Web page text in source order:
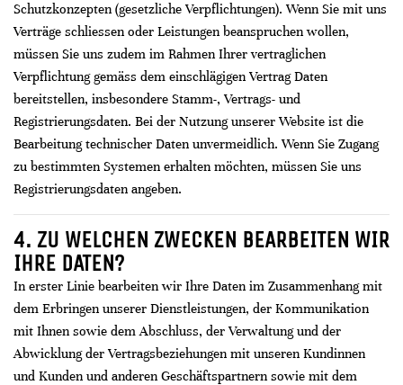
Schutzkonzepten (gesetzliche Verpflichtungen). Wenn Sie mit uns
Verträge schliessen oder Leistungen beanspruchen wollen,
müssen Sie uns zudem im Rahmen Ihrer vertraglichen
Verpflichtung gemäss dem einschlägigen Vertrag Daten
bereitstellen, insbesondere Stamm-, Vertrags- und
Registrierungsdaten. Bei der Nutzung unserer Website ist die
Bearbeitung technischer Daten unvermeidlich. Wenn Sie Zugang
zu bestimmten Systemen erhalten möchten, müssen Sie uns
Registrierungsdaten angeben.
4. ZU WELCHEN ZWECKEN BEARBEITEN WIR
IHRE DATEN?
In erster Linie bearbeiten wir Ihre Daten im Zusammenhang mit
dem Erbringen unserer Dienstleistungen, der Kommunikation
mit Ihnen sowie dem Abschluss, der Verwaltung und der
Abwicklung der Vertragsbeziehungen mit unseren Kundinnen
und Kunden und anderen Geschäftspartnern sowie mit dem